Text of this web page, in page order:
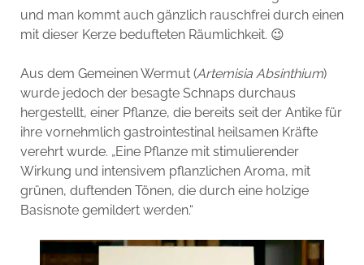
und man kommt auch gänzlich rauschfrei durch einen
mit dieser Kerze bedufteten Räumlichkeit. 😉
Aus dem Gemeinen Wermut (Artemisia Absinthium)
wurde jedoch der besagte Schnaps durchaus
hergestellt, einer Pflanze, die bereits seit der Antike für
ihre vornehmlich gastrointestinal heilsamen Kräfte
verehrt wurde. „Eine Pflanze mit stimulierender
Wirkung und intensivem pflanzlichen Aroma, mit
grünen, duftenden Tönen, die durch eine holzige
Basisnote gemildert werden.“